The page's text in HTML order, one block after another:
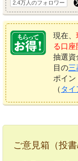
2.4万人のフォロワー
現在、
る口
抽選資
目の三
ポイン
（ タ
ご意見箱（投書